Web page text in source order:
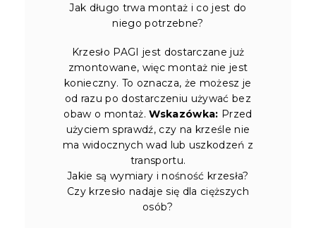
Jak długo trwa montaż i co jest do
niego potrzebne?
Krzesło PAGI jest dostarczane już
zmontowane, więc montaż nie jest
konieczny. To oznacza, że możesz je
od razu po dostarczeniu używać bez
obaw o montaż.Wskazówka: Przed
użyciem sprawdź, czy na krześle nie
ma widocznych wad lub uszkodzeń z
transportu.
Jakie są wymiary i nośność krzesła?
Czy krzesło nadaje się dla cięższych
osób?